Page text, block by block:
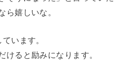
ら嬉しいな。
います。
ると励みになります。